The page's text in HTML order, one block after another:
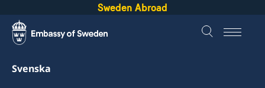
Sweden Abroad
Svenska